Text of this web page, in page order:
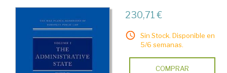
230,71 €
Sin Stock. Disponible en
5/6 semanas.
COMPRAR